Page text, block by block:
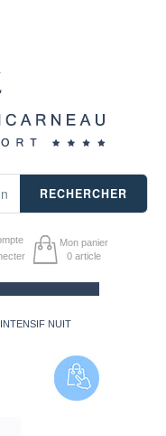
RECHERCHER
Mon panier
0 article
NUIT